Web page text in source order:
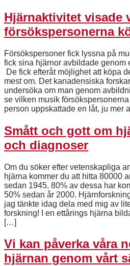
Hjärnaktivitet visade
försökspersonerna
Försökspersoner fick lyssna på
fick sina hjärnor avbildade genom
De fick efteråt möjlighet att köpa
mest om. Det kanadensiska
undersöka om man genom
se vilken musik
person uppskattade en låt, ju mer
Smått och gott om
och diagnoser
Om du söker efter vetenskapliga
hjärna kommer du att hitta 80000
sedan 1945. 80% av dessa har
50% sedan år 2000.
jag tänkte idag dela med mig av
forskning! I en ettårings hjärna
[…]
Vi kan påverka våra
hjärnan genom vårt